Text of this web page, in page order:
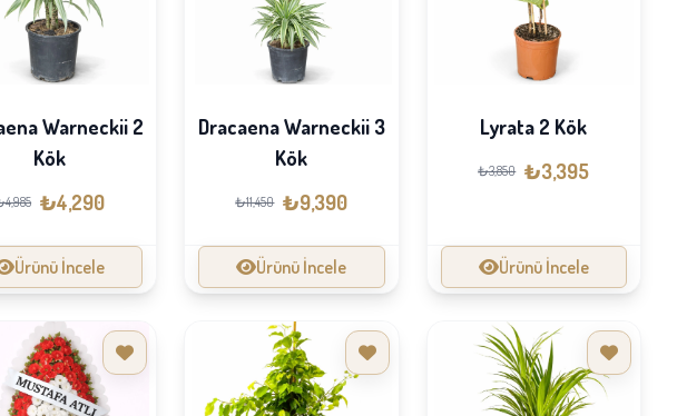
Warneckii 2
Kök
₺4,290
Ürünü İncele
Dracaena Warneckii 3
Kök
₺11,450 ₺9,390
Ürünü İncele
Lyrata 2 Kök
₺3,850 ₺3,395
Ürünü İncele